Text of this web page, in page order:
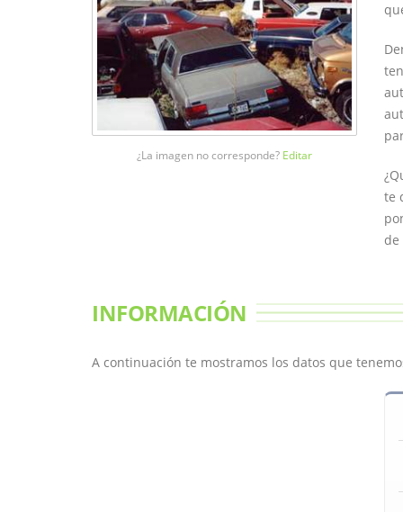
¿La imagen no corresponde? Editar
te
de
INFORMACIÓN
A continuación te mostramos los datos que